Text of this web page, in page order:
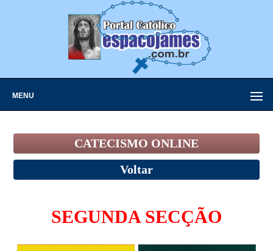
MENU
CATECISMO ONLINE
Voltar
SEGUNDA SECÇÃO